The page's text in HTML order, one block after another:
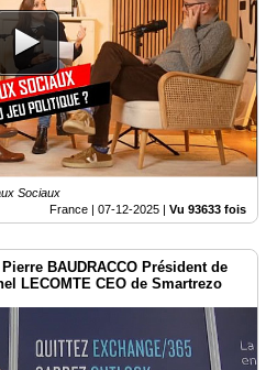
Sociaux
France | 07-12-2025 | Vu 93633 fois
BAUDRACCO Président de
LECOMTE CEO de Smartrezo